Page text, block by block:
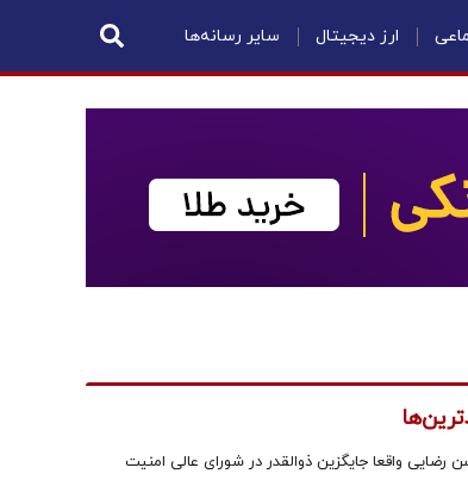
ارز دیجیتال سایر رسانه‌ها
رضایی واقعا جایگزین ذوالقدر در شورای عالی امنیت